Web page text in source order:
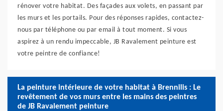
rénover votre habitat. Des façades aux volets, en passant par
les murs et les portails. Pour des réponses rapides, contactez-
nous par téléphone ou par email à tout moment. Si vous
aspirez à un rendu impeccable, JB Ravalement peinture est
votre peintre de confiance!
La peinture intérieure de votre habitat à Brennilis : Le
revêtement de vos murs entre les mains des peintres
de JB Ravalement peinture